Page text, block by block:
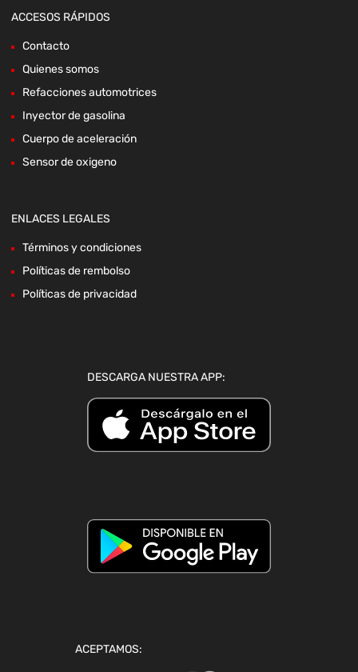
ACCESOS RÁPIDOS
Contacto
Quienes somos
Refacciones automotrices
Inyector de gasolina
Cuerpo de aceleración
Sensor de oxigeno
ENLACES LEGALES
Términos y condiciones
Políticas de rembolso
Políticas de privacidad
DESCARGA NUESTRA APP:
ACEPTAMOS: